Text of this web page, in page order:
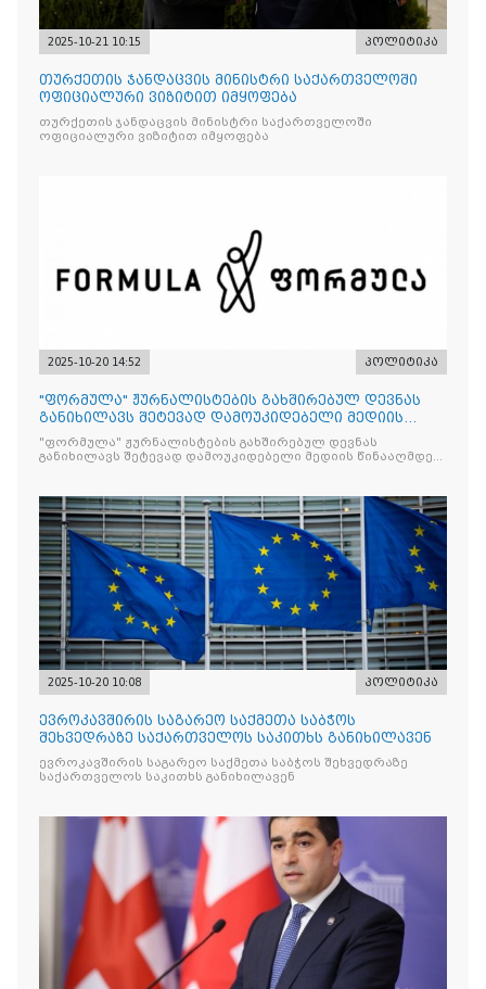
2025-10-21 10:15 პოლიტიკა
თურქეთის ჯანდაცვის მინისტრი საქართველოში
ოფიციალური ვიზიტით იმყოფება
თურქეთის ჯანდაცვის მინისტრი საქართველოში
ოფიციალური ვიზიტით იმყოფება
2025-10-20 14:52 პოლიტიკა
"ფორმულა" ჟურნალისტების გახშირებულ დევნას
განიხილავს შეტევად დამოუკიდებელი მედიის
წინააღმდ
"ფორმულა" ჟურნალისტების გახშირებულ დევნას
განიხილავს შეტევად დამოუკიდებელი მედიის წინააღმდეგ,
2025-10-20 10:08 პოლიტიკა
ევროკავშირის საგარეო საქმეთა საბჭოს
შეხვედრაზე საქართველოს საკითხს განიხილავენ
ევროკავშირის საგარეო საქმეთა საბჭოს შეხვედრაზე
საქართველოს საკითხს განიხილავენ